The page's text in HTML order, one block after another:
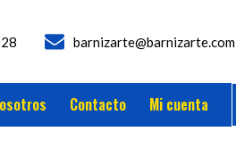
barnizarte@barnizarte.com
Contacto Mi cuenta